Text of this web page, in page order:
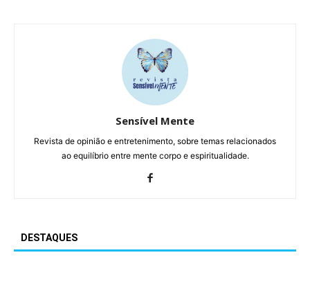
Sensível Mente
Revista de opinião e entretenimento, sobre temas relacionados
ao equilíbrio entre mente corpo e espiritualidade.
DESTAQUES